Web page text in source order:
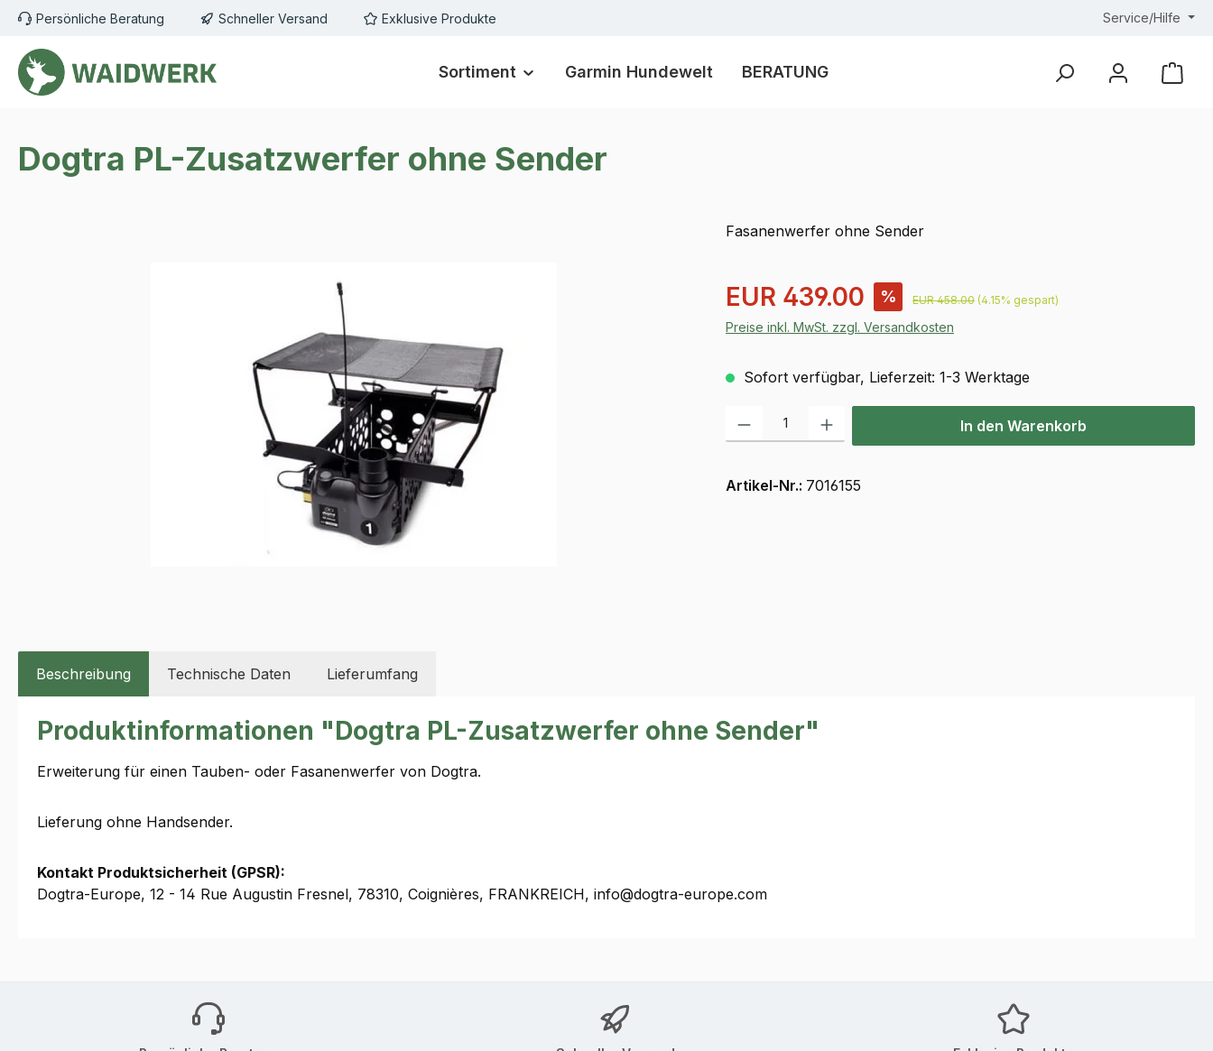
Hauptinhalt springen
Zur Suche springen
Zur Hauptnavigation springen
Persönliche Beratung Schneller Versand Exklusive Produkte Service/Hilfe
Sortiment Garmin Hundewelt BERATUNG
Dogtra PL-Zusatzwerfer ohne Sender
Fasanenwerfer ohne Sender
Verkaufspreis:
EUR 439.00 % Regulärer Preis:
EUR 458.00 (4.15% gespart)
Preise inkl. MwSt. zzgl. Versandkosten
Sofort verfügbar, Lieferzeit: 1-3 Werktage
Produkt Anzahl: Gib den gewünschten Wert ein oder benutze die Schaltflächen
In den Warenkorb
Artikel-Nr.: 7016155
Beschreibung Technische Daten Lieferumfang
Produktinformationen "Dogtra PL-Zusatzwerfer ohne Sender"
Erweiterung für einen Tauben- oder Fasanenwerfer von Dogtra.
Lieferung ohne Handsender.
Kontakt Produktsicherheit (GPSR):
Dogtra-Europe, 12 - 14 Rue Augustin Fresnel, 78310, Coignières, FRANKREICH, info@dogtra-europe.com